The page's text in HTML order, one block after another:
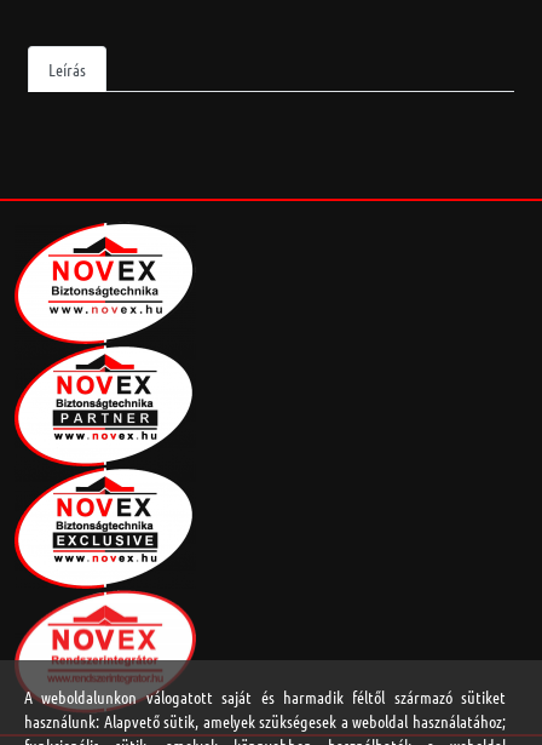
Leírás
A weboldalunkon válogatott saját és harmadik féltől származó sütiket
használunk: Alapvető sütik, amelyek szükségesek a weboldal használatához;